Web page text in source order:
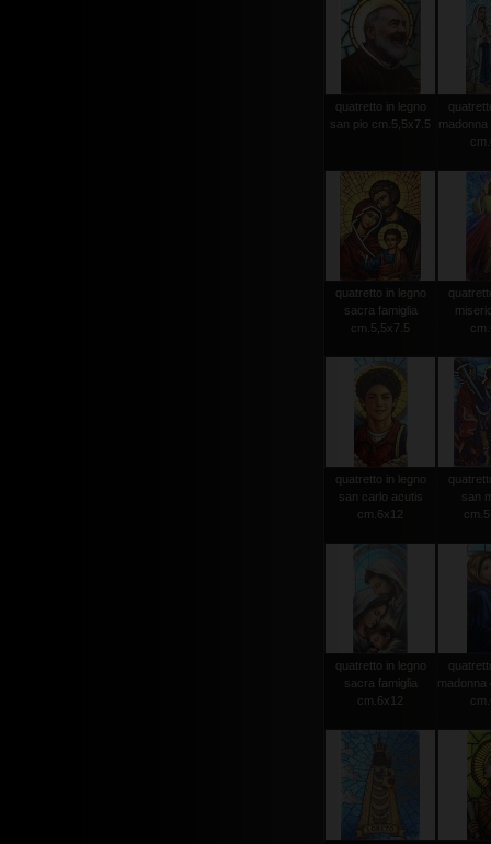
quatretto in legno
san pio cm.5,5x7.5
madonna
quatretto in legno
sacra famiglia
cm.5,5x7.5
quatretto in legno
san carlo acutis
cm.6x12
san
quatretto in legno
sacra famiglia
cm.6x12
madonna